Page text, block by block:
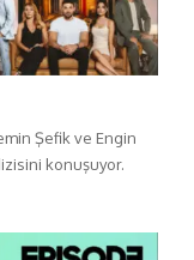
Şefik ve Engin
konuşuyor.